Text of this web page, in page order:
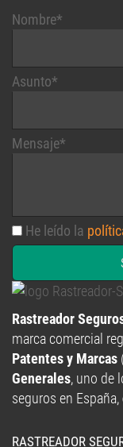
Nombre*
Asunto*
Mensaje*
He leído la
Rastreador
marca comercial
Patentes y Marcas
Generales, uno de
seguros en España,
RASTREADOR